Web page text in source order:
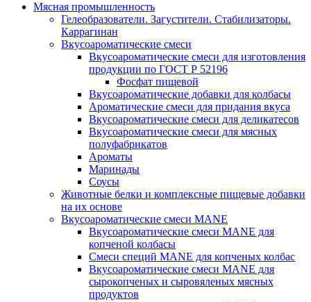
Мясная промышленность
Гелеобразователи. Загустители. Стабилизаторы.
Каррагинан
Вкусоароматические смеси
Вкусоароматические смеси для изготовления
продукции по ГОСТ Р 52196
Фосфат пищевой
Вкусоароматические добавки для колбасы
Ароматические смеси для придания вкуса
Вкусоароматические смеси для деликатесов
Вкусоароматические смеси для мясных
полуфабрикатов
Ароматы
Маринады
Соусы
Животные белки и комплексные пищевые добавки
на их основе
Вкусоароматические смеси MANE
Вкусоароматические смеси MANE для
копченой колбасы
Смеси специй MANE для копченых колбас
Вкусоароматические смеси MANE для
сырокопченых и сыровяленых мясных
продуктов